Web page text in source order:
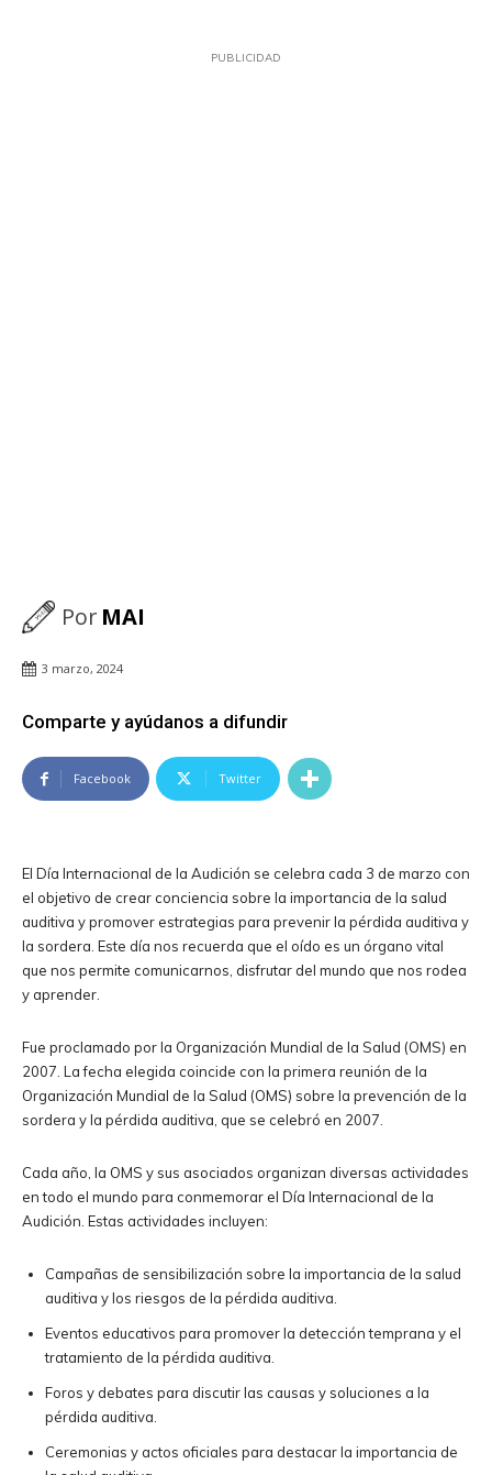
PUBLICIDAD
PorMAI
3 marzo, 2024
Comparte y ayúdanos a difundir
Facebook Twitter
El Día Internacional de la Audición se celebra cada 3 de marzo con
el objetivo de crear conciencia sobre la importancia de la salud
auditiva y promover estrategias para prevenir la pérdida auditiva y
la sordera. Este día nos recuerda que el oído es un órgano vital
que nos permite comunicarnos, disfrutar del mundo que nos rodea
y aprender.
Fue proclamado por la Organización Mundial de la Salud (OMS) en
2007. La fecha elegida coincide con la primera reunión de la
Organización Mundial de la Salud (OMS) sobre la prevención de la
sordera y la pérdida auditiva, que se celebró en 2007.
Cada año, la OMS y sus asociados organizan diversas actividades
en todo el mundo para conmemorar el Día Internacional de la
Audición. Estas actividades incluyen:
Campañas de sensibilización sobre la importancia de la salud
auditiva y los riesgos de la pérdida auditiva.
Eventos educativos para promover la detección temprana y el
tratamiento de la pérdida auditiva.
Foros y debates para discutir las causas y soluciones a la
pérdida auditiva.
Ceremonias y actos oficiales para destacar la importancia de